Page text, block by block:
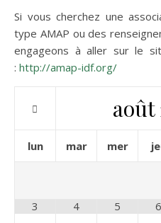
Si vous cherchez une
type AMAP ou des
engageons à aller sur le
: http://amap-idf.org/
août
lun mar mer
3 4 5 6